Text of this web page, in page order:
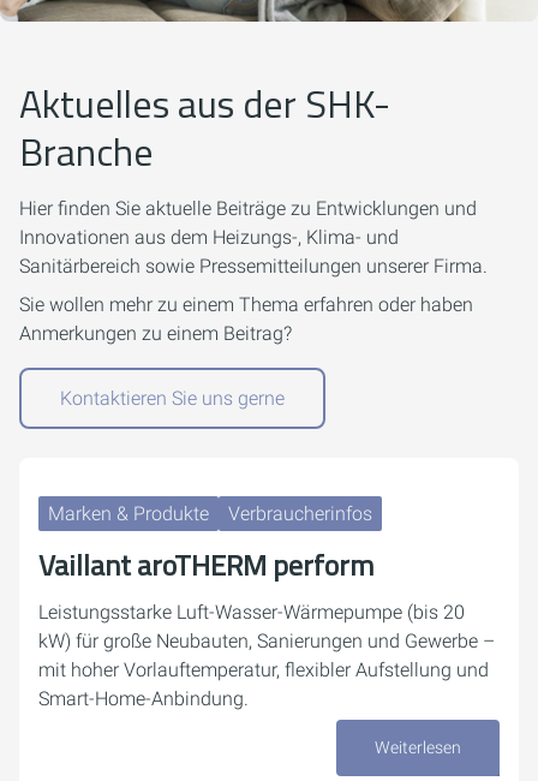
Aktuelles aus der SHK-
Branche
Hier finden Sie aktuelle Beiträge zu Entwicklungen und
Innovationen aus dem Heizungs-, Klima- und
Sanitärbereich sowie Pressemitteilungen unserer Firma.
Sie wollen mehr zu einem Thema erfahren oder haben
Anmerkungen zu einem Beitrag?
Kontaktieren Sie uns gerne
Marken & Produkte Verbraucherinfos
Vaillant aroTHERM perform
Leistungsstarke Luft-Wasser-Wärmepumpe (bis 20
kW) für große Neubauten, Sanierungen und Gewerbe –
mit hoher Vorlauftemperatur, flexibler Aufstellung und
Smart-Home-Anbindung.
Weiterlesen